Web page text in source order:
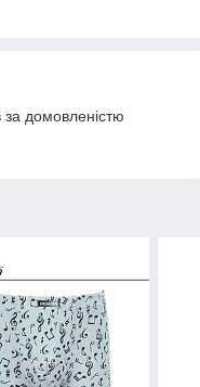
домовленістю